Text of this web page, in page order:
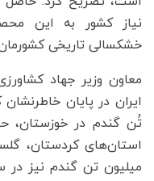
نیاز کشور به این
خشکسالی تاریخی
معاون وزیر جهاد
ایران در پایان
تُن گندم در خوزستان،
استان‌های کردستان،
میلیون تن گندم نیز در